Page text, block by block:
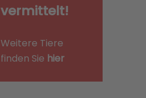
vermittelt!
Weitere Tiere
finden Sie hier